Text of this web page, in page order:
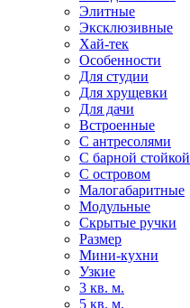
Элитные
Эксклюзивные
Хай-тек
Особенности
Для студии
Для хрущевки
Для дачи
Встроенные
С антресолями
С барной стойкой
С островом
Малогабаритные
Модульные
Скрытые ручки
Размер
Мини-кухни
Узкие
3 кв. м.
5 кв. м.